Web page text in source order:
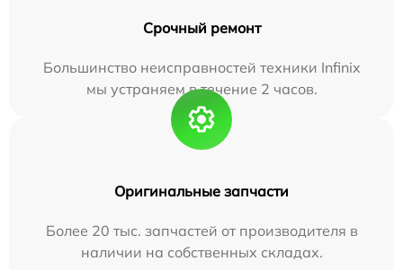
Срочный ремонт
Большинство неисправностей техники Infinix
мы устраняем в течение 2 часов.
Оригинальные запчасти
Более 20 тыс. запчастей от производителя в
наличии на собственных складах.